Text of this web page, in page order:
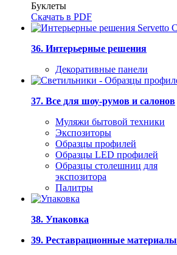
Буклеты
Скачать в PDF
36. Интерьерные решения
Декоративные панели
37. Все для шоу-румов и салонов
Муляжи бытовой техники
Экспозиторы
Образцы профилей
Образцы LED профилей
Образцы столешниц для
экспозитора
Палитры
38. Упаковка
39. Реставрационные материалы